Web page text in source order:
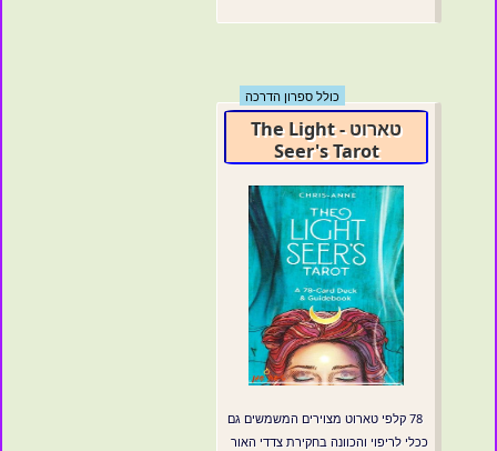
כולל ספרון הדרכה
טארוט - The Light
Seer's Tarot
78 קלפי טארוט מצוירים המשמשים גם
ככלי לריפוי והכוונה בחקירת צדדי האור